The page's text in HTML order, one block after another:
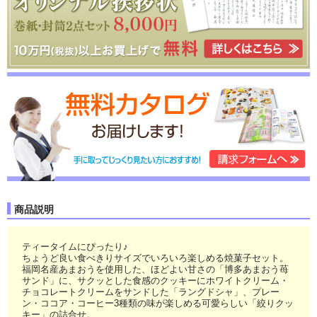
商品説明
ティータイムにぴったり♪
ちょうど良い食べきりサイズでいろいろ楽しめる焼菓子セット。
福岡名産あまおうを使用した、ほどよい甘さの「博多あまおう苺
サンド」に、サクッとした食感のクッキーにホワイトクリーム・
チョコレートクリームをサンドした「ラングドシャ」、プレー
ン・ココア・コーヒー3種類の味が楽しめる可愛らしい「絞りクッ
キー」の詰合せ。